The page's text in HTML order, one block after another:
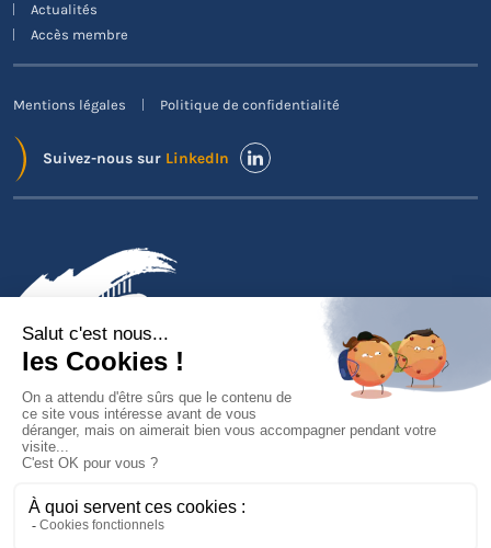
Actualités
Accès membre
Mentions légales Politique de confidentialité
Suivez-nous sur LinkedIn